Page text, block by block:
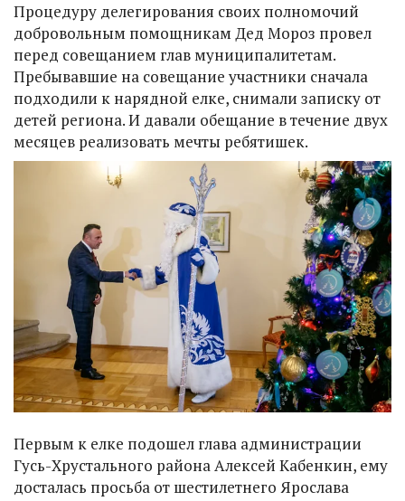
Процедуру делегирования своих полномочий
добровольным помощникам Дед Мороз провел
перед совещанием глав муниципалитетам.
Пребывавшие на совещание участники сначала
подходили к нарядной елке, снимали записку от
детей региона. И давали обещание в течение двух
месяцев реализовать мечты ребятишек.
Первым к елке подошел глава администрации
Гусь-Хрустального района Алексей Кабенкин, ему
досталась просьба от шестилетнего Ярослава